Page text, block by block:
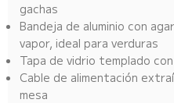
gachas
Bandeja de aluminio con
vapor, ideal para verduras
Tapa de vidrio templado
Cable de alimentación
mesa